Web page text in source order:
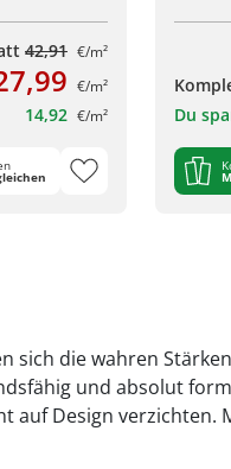
42,91 €/m²
€/m²
14,92 €/m² Du
sich die wahren
und absolut
auf Design